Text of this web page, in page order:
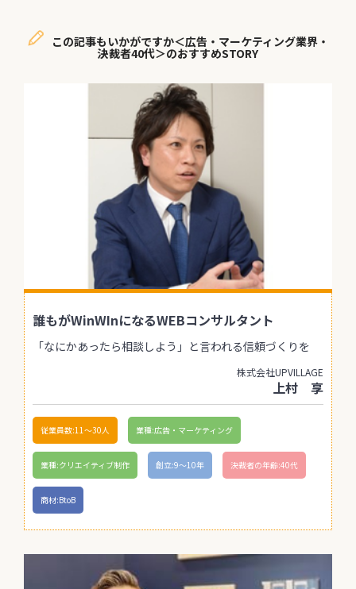
この記事もいかがですか＜広告・マーケティング業界・
決裁者40代＞のおすすめSTORY
誰もがWinWInになるWEBコンサルタント
「なにかあったら相談しよう」と言われる信頼づくりを
株式会社UPVILLAGE
上村 享
従業員数:11〜30人 業種:広告・マーケティング
業種:クリエイティブ制作 創立:9〜10年 決裁者の年齢:40代
商材:BtoB